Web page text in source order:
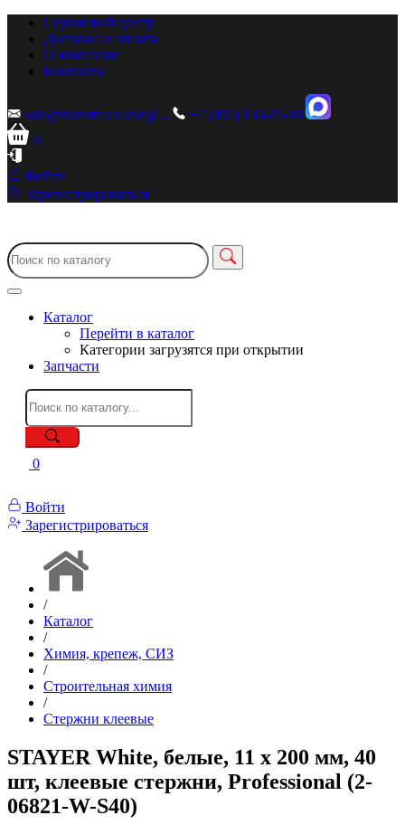
Сервисный центр
Доставка и оплата
О компании
Контакты
sale@zionstm.ru sale@...
+7 (495) 136-23-00
0
Войти
Зарегистрироваться
Каталог
Перейти в каталог
Категории загрузятся при открытии
Запчасти
0
Войти
Зарегистрироваться
/
Каталог
/
Химия, крепеж, СИЗ
/
Строительная химия
/
Стержни клеевые
STAYER White, белые, 11 х 200 мм, 40
шт, клеевые стержни, Professional (2-
06821-W-S40)